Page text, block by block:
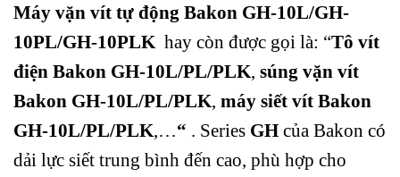
Máy vặn vít tự động Bakon GH-10L/GH-
10PL/GH-10PLK hay còn được gọi là: “Tô vít
điện Bakon GH-10L/PL/PLK, súng vặn vít
Bakon GH-10L/PL/PLK, máy siết vít Bakon
GH-10L/PL/PLK,…“ . Series GH của Bakon có
dải lực siết trung bình đến cao, phù hợp cho